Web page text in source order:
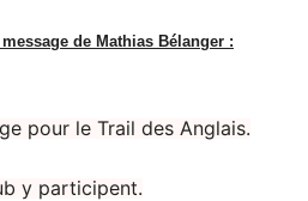
de Mathias Bélanger :
pour le Trail des Anglais.
y participent.